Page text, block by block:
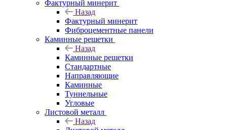
Фактурный минерит
Назад
Фактурный минерит
Фиброцементные панели
Каминные решетки
Назад
Каминные решетки
Стандартные
Направляющие
Каминные
Туннельные
Угловые
Листовой металл
Назад